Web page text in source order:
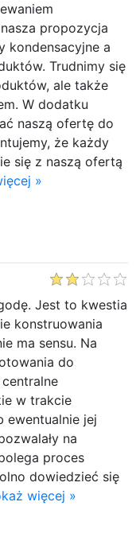
propozycja
kondensacyjne a
Trudnimy się
ale także
W dodatku
naszą ofertę do
że każdy
się z naszą ofertą
»
Jest to kwestia
konstruowania
ma sensu. Na
do
w trakcie
ewentualnie jej
na
proces
dowiedzieć się
więcej »